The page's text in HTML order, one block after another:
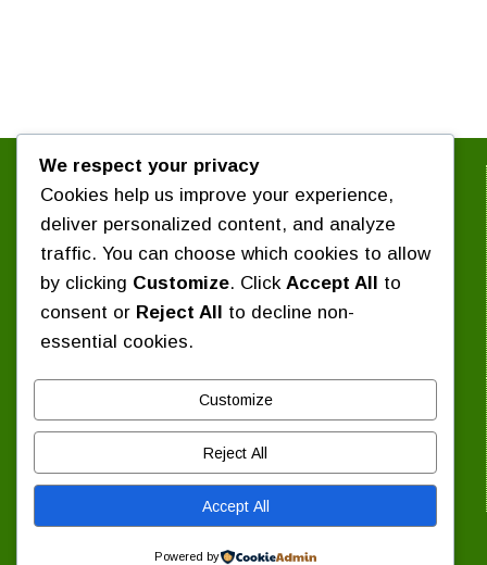
সংগঠন সম্পর্কে জানুন :
৪ দফা কর্মসূচি
প্রশ্নোত্তর
নির্বাচিত সংবাদ
প্রেস বিজ্ঞপ্তি / বিবৃতি
ইমেইল: chhatra.majlis@gmail.com
Copyright © 2026 — Bangladesh Islami Chhatra Majlis All
We respect your privacy
Cookies help us improve your experience,
deliver personalized content, and analyze
traffic. You can choose which cookies to allow
by clicking Customize. Click Accept All to
consent or Reject All to decline non-
essential cookies.
Customize
Reject All
Accept All
Powered by